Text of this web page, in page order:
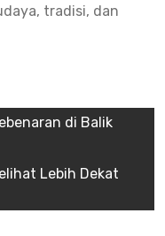
tradisi, dan
di Balik
Lebih Dekat